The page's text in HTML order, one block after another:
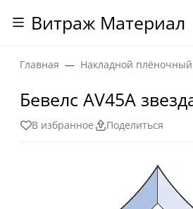
Витраж Материал
Главная Накладной
Бевелс AV45А
В избранное Поделиться